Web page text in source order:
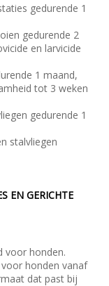
gedurende 1
gedurende 2
en larvicide
1 maand,
tot 3 weken
gedurende 1
stalvliegen
EN GERICHTE
voor honden.
honden vanaf
dat past bij